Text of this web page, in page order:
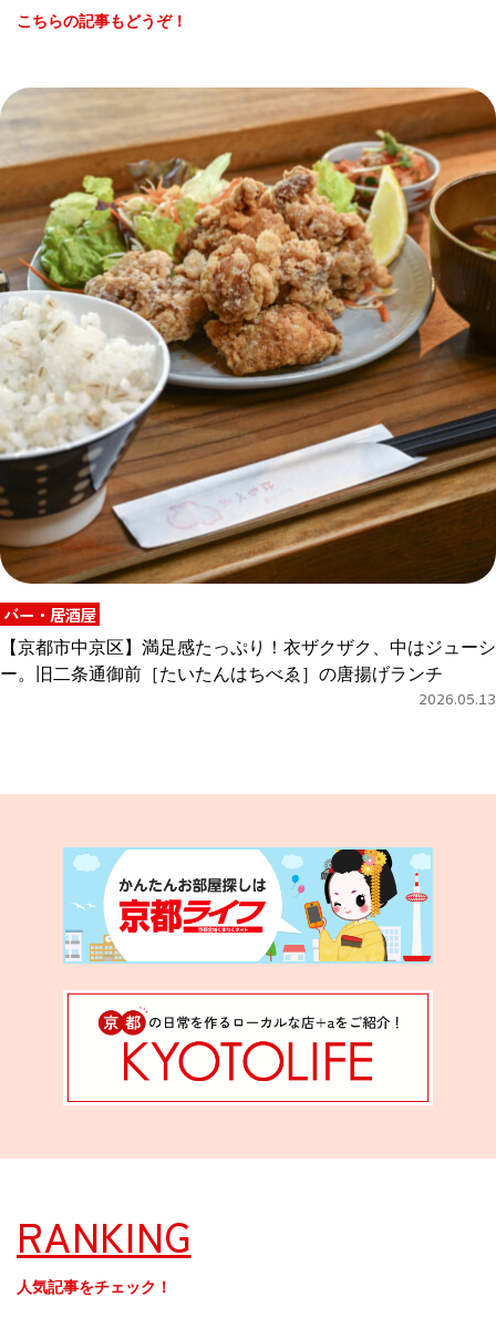
こちらの記事もどうぞ！
バー・居酒屋
【京都市中京区】満足感たっぷり！衣ザクザク、中はジューシ
ー。旧二条通御前［たいたんはちべゑ］の唐揚げランチ
2026.05.13
RANKING
人気記事をチェック！